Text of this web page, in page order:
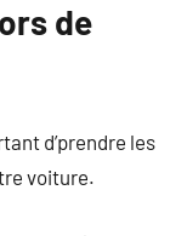
de
d’prendre les
voiture.